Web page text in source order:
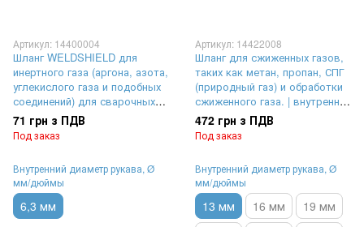
Артикул: 14400004
Шланг WELDSHIELD для
инертного газа (аргона, азота,
углекислого газа и подобных
соединений) для сварочных
работ, судостроения |
внутренний диаметр Ø 6,3 мм,
максимальное рабочее
71 грн з ПДВ
Под заказ
Внутренний диаметр рукава, Ø
мм/дюймы
6,3 мм
Артикул: 14422008
Шланг для сжиженных газов,
таких как метан, пропан, СПГ
(природный газ) и обработки
сжиженного газа. | внутренний
диаметр Ø 13 мм,
максимальное рабочее
давление 25 Бар (2,5 MPa)
472 грн з ПДВ
Под заказ
Внутренний диаметр рукава, Ø
мм/дюймы
13 мм 16 мм
19 мм